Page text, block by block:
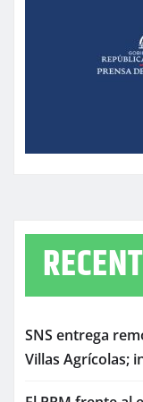
SNS entrega
Villas Agrícolas;